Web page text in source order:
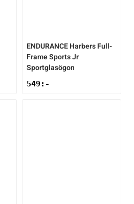
ENDURANCEHarbers Full-
Frame Sports Jr
Sportglasögon
549 :-